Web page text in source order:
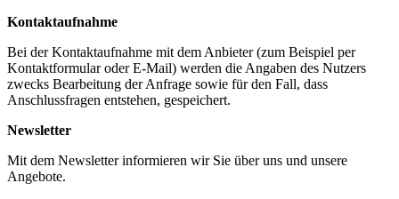
Kontaktaufnahme
Bei der Kontaktaufnahme mit dem Anbieter (zum Beispiel per
Kontaktformular oder E-Mail) werden die Angaben des Nutzers
zwecks Bearbeitung der Anfrage sowie für den Fall, dass
Anschlussfragen entstehen, gespeichert.
Newsletter
Mit dem Newsletter informieren wir Sie über uns und unsere
Angebote.